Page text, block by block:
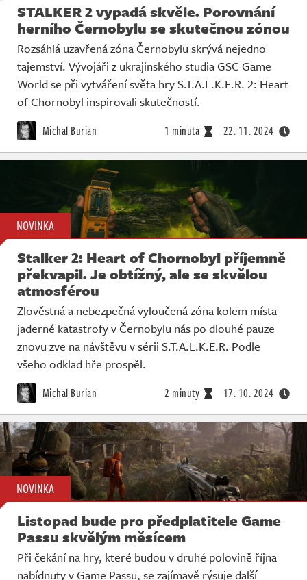
STALKER 2 vypadá skvěle. Porovnání
herního Černobylu se skutečnou zónou
Rozsáhlá uzavřená zóna Černobylu skrývá nejedno
tajemství. Vývojáři z ukrajinského studia GSC Game
World se při vytváření světa hry S.T.A.L.K.E.R. 2: Heart
of Chornobyl inspirovali skutečností.
Michal Burian 1 minuta 22. 11. 2024
NOVINKA
Stalker 2: Heart of Chornobyl příjemně
překvapil. Je obtížný, ale se skvělou
atmosférou
Zlověstná a nebezpečná vyloučená zóna kolem místa
jaderné katastrofy v Černobylu nás po dlouhé pauze
znovu zve na návštěvu v sérii S.T.A.L.K.E.R. Podle
všeho odklad hře prospěl.
Michal Burian 2 minuty 17. 10. 2024
NOVINKA
Listopad bude pro předplatitele Game
Passu skvělým měsícem
Při čekání na hry, které budou v druhé polovině října
nabídnuty v Game Passu, se zajímavě rýsuje další